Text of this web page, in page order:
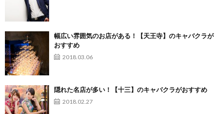
幅広い雰囲気のお店がある！【天王寺】のキャバクラが
おすすめ
2018.03.06
隠れた名店が多い！【十三】のキャバクラがおすすめ
2018.02.27